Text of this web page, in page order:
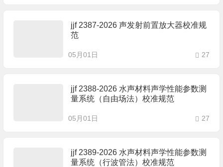
jjf 2387-2026 声发射前置放大器校准规
范
05月01日 27
jjf 2388-2026 水声材料声学性能参数测
量系统（自由场法）校准规范
05月01日 27
jjf 2389-2026 水声材料声学性能参数测
量系统（行波管法）校准规范